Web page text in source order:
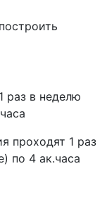
раз в неделю
проходят 1 раз
по 4 ак.часа